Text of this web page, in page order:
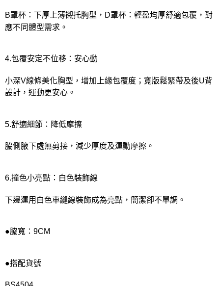
B罩杯：下厚上薄襯托胸型，D罩杯：輕盈均厚舒適包覆，對
應不同體型需求。
4.包覆安定不位移：安心動
小深V線條美化胸型，增加上緣包覆度；寬版鬆緊帶及後U背
設計，運動更安心。
5.舒適細節：降低摩擦
脇側腋下處無剪接，減少厚度及運動摩擦。
6.撞色小亮點：白色裝飾線
下邊運用白色車縫線裝飾成為亮點，簡潔卻不單調。
●脇寬：9CM
●搭配貨號